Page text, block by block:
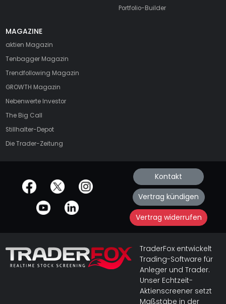
Portfolio-Builder
MAGAZINE
aktien Magazin
Tenbagger Magazin
Trendfollowing Magazin
GROWTH Magazin
Nebenwerte Investor
The Big Call
Stillhalter-Depot
Die Trader-Zeitung
offizielle Social Media-Accounts Kontakt
Vertrag kündigen
Vertrag widerrufen
TraderFox entwickelt
Trading-Software für
Anleger und Trader.
Unser Echtzeit-
Aktienscreener setzt
Maßstäbe in der